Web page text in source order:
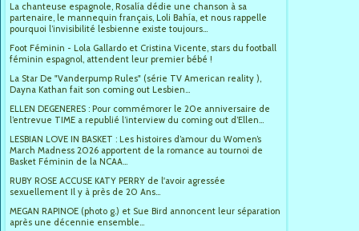
La chanteuse espagnole, Rosalía dédie une chanson à sa
partenaire, le mannequin français, Loli Bahía, et nous rappelle
pourquoi l’invisibilité lesbienne existe toujours...
Foot Féminin - Lola Gallardo et Cristina Vicente, stars du football
féminin espagnol, attendent leur premier bébé !
La Star De "Vanderpump Rules" (série TV American reality ),
Dayna Kathan fait son coming out Lesbien...
ELLEN DEGENERES : Pour commémorer le 20e anniversaire de
l’entrevue TIME a republié l’interview du coming out d’Ellen...
LESBIAN LOVE IN BASKET : Les histoires d’amour du Women’s
March Madness 2026 apportent de la romance au tournoi de
Basket Féminin de la NCAA...
RUBY ROSE ACCUSE KATY PERRY de l'avoir agressée
sexuellement Il y à près de 20 Ans...
MEGAN RAPINOE (photo g.) et Sue Bird annoncent leur séparation
après une décennie ensemble...